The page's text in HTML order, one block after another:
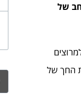
של
החך של